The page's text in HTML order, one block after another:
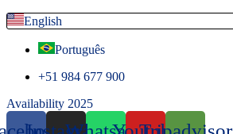
English
Português
+51 984 677 900
Availability 2025